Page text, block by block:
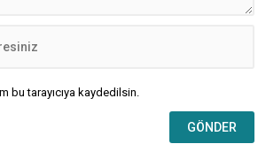
bu tarayıcıya kaydedilsin.